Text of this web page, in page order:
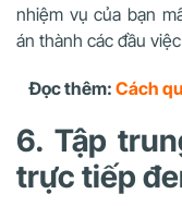
nhiệm vụ của bạn
án thành các đầu
Đọc thêm: Cách
6. Tập
trực tiếp